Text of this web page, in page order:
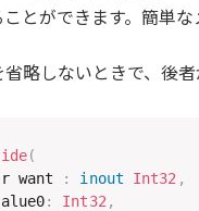
とができます。簡単な
略しないときで、後者
(
want
: inout Int32 ,
: Int32 ,